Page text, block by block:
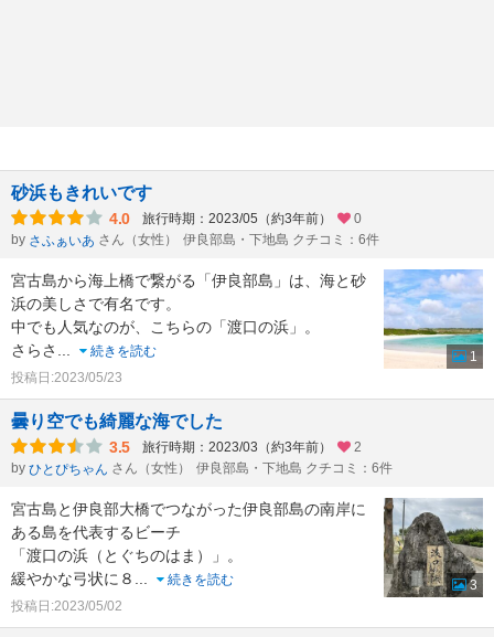
砂浜もきれいです
4.0 旅行時期：2023/05（約3年前）
0
by さふぁいあ さん（女性） 伊良部島・下地島 クチコミ：6件
宮古島から海上橋で繋がる「伊良部島」は、海と砂
浜の美しさで有名です。
中でも人気なのが、こちらの「渡口の浜」。
さらさ
続きを読む
投稿日:2023/05/23
1
曇り空でも綺麗な海でした
3.5 旅行時期：2023/03（約3年前）
2
by ひとぴちゃん さん（女性） 伊良部島・下地島 クチコミ：6件
宮古島と伊良部大橋でつながった伊良部島の南岸に
ある島を代表するビーチ
「渡口の浜（とぐちのはま）」。
緩やかな弓状に８
続きを読む
投稿日:2023/05/02
3